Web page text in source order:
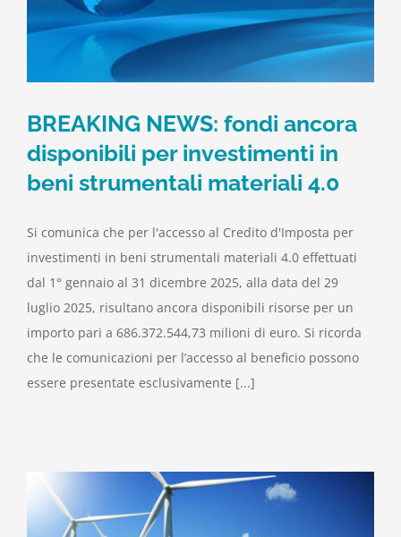
BREAKING NEWS: fondi ancora
disponibili per investimenti in
beni strumentali materiali 4.0
Si comunica che per l'accesso al Credito d'Imposta per
investimenti in beni strumentali materiali 4.0 effettuati
dal 1° gennaio al 31 dicembre 2025, alla data del 29
luglio 2025, risultano ancora disponibili risorse per un
importo pari a 686.372.544,73 milioni di euro. Si ricorda
che le comunicazioni per l’accesso al beneficio possono
essere presentate esclusivamente [...]